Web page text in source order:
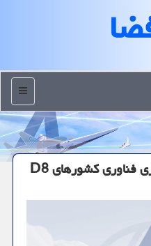
منو
برگزاری نشست سرمایه گذاری فناوری کشورهای D8